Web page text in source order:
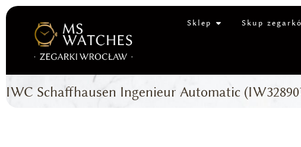
Sklep Skup
IWC Schaffhausen Ingenieur Automatic